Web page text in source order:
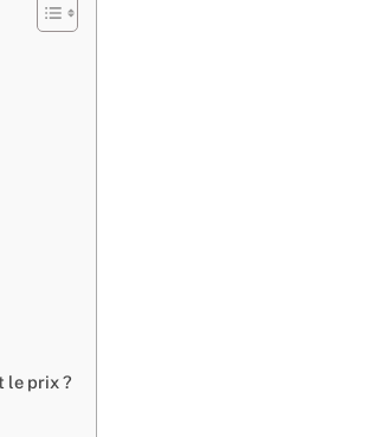
le prix ?